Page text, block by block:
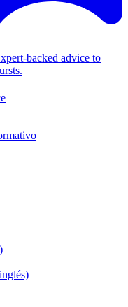
backed advice to